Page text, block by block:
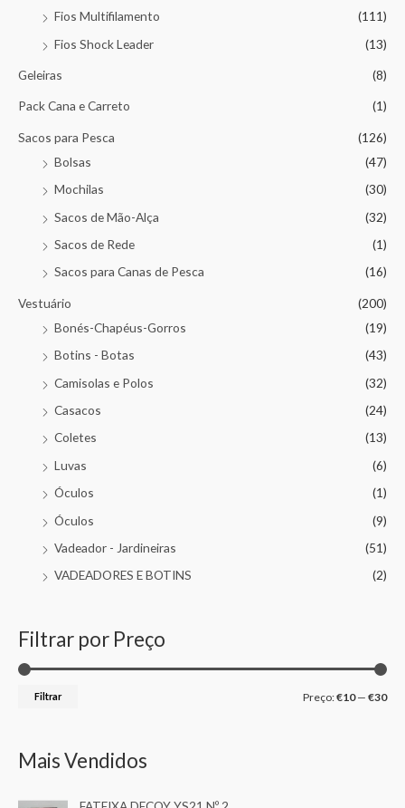
Fios Multifilamento
(111)
Fios Shock Leader
(13)
Geleiras (8)
Pack Cana e Carreto (1)
Sacos para Pesca
(126)
Bolsas
(47)
Mochilas
(30)
Sacos de Mão-Alça
(32)
Sacos de Rede
(1)
Sacos para Canas de Pesca
(16)
Vestuário
(200)
Bonés-Chapéus-Gorros
(19)
Botins - Botas
(43)
Camisolas e Polos
(32)
Casacos
(24)
Coletes
(13)
Luvas
(6)
Óculos
(1)
Óculos
(9)
Vadeador - Jardineiras
(51)
VADEADORES E BOTINS
(2)
Filtrar por Preço
Filtrar Preço:€10— €30
Mais Vendidos